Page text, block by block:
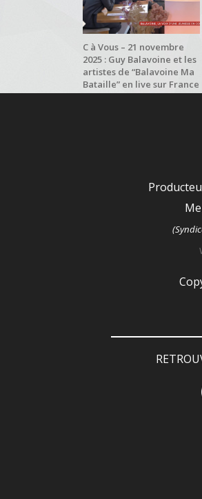
C à Vous – 21 novembre
2025 : Guy Balavoine et les
artistes de “Balavoine Ma
Bataille” en live sur France
5